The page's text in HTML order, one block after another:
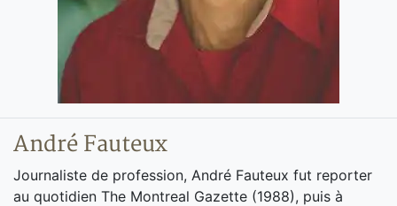
André Fauteux
Journaliste de profession, André Fauteux fut reporter
au quotidien The Montreal Gazette (1988), puis à